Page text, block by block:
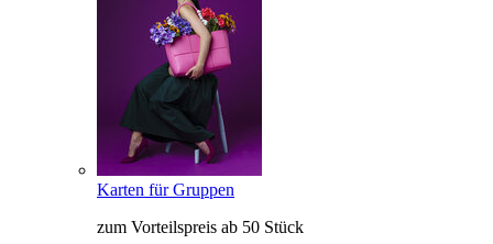
Karten für Gruppen
zum Vorteilspreis ab 50 Stück